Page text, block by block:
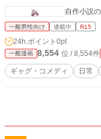
自作小説
一般男性向け 連載中 R15
24h.ポイント 0pt
一般漫画 8,554 位 / 8,554件
ギャグ・コメディ 日常